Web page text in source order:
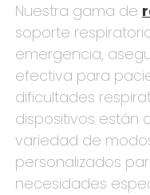
Nuestra gama de
soporte
emergencia,
efectiva para
dificultades
dispositivos están
variedad de
personalizados
necesidades